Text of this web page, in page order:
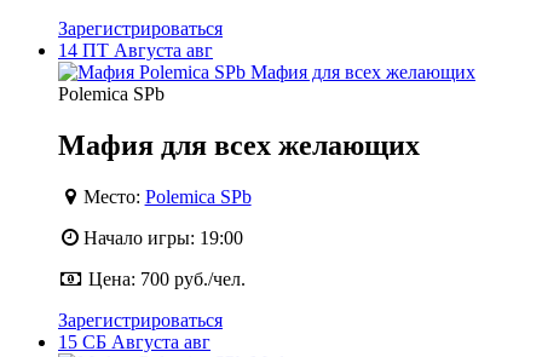
Зарегистрироваться
14 ПТ Августа авг
Polemica SPb
Мафия для всех желающих
Место: Polemica SPb
Начало игры: 19:00
Цена: 700 руб./чел.
Зарегистрироваться
15 СБ Августа авг